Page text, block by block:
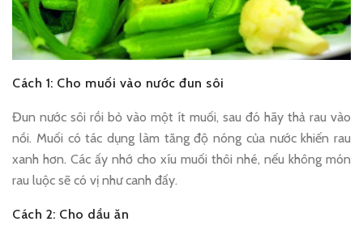
Cách 1: Cho muối vào nước đun sôi
Đun nước sôi rồi bỏ vào một ít muối, sau đó hãy thả rau vào
nồi. Muối có tác dụng làm tăng độ nóng của nước khiến rau
xanh hơn. Các ấy nhớ cho xíu muối thôi nhé, nếu không món
rau luộc sẽ có vị như canh đấy.
Cách 2: Cho dầu ăn